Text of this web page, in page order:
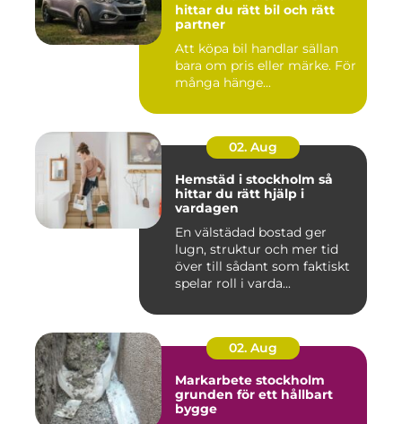
hittar du rätt bil och rätt
partner
Att köpa bil handlar sällan
bara om pris eller märke. För
många hänge...
02. Aug
Hemstäd i stockholm så
hittar du rätt hjälp i
vardagen
En välstädad bostad ger
lugn, struktur och mer tid
över till sådant som faktiskt
spelar roll i varda...
02. Aug
Markarbete stockholm
grunden för ett hållbart
bygge